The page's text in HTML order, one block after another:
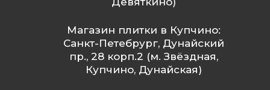
Магазин плитки в Купчино:
Санкт-Петебрург, Дунайский
пр., 28 корп.2 (м. Звёздная,
Купчино, Дунайская)